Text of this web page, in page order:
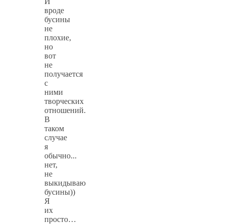
вроде
бусины
не
плохие,
но
вот
не
получается
с
ними
творческих
отношений.
В
таком
случае
я
обычно...
нет,
не
выкидываю
бусины))
Я
их
просто…